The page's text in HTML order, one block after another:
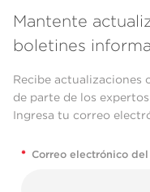
Mantente
boletines
Recibe actualizaciones
de parte de los
Ingresa tu correo
* Correo electrónico